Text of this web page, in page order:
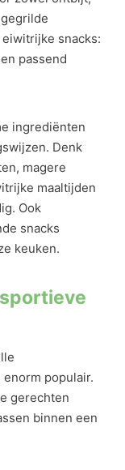
snacks:
passend
ingrediënten
Denk
magere
maaltijden
Ook
snacks
keuken.
populair.
gerechten
binnen een